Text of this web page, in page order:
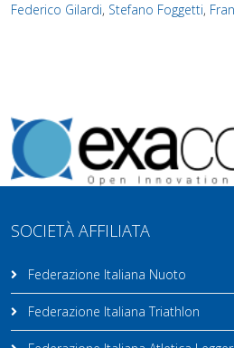
Federico Gilardi, Stefano Foggetti,
SOCIETÀ AFFILIATA
Federazione Italiana Nuoto
Federazione Italiana Triathlon